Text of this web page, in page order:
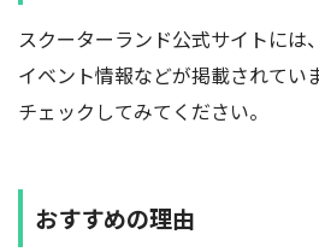
スクーターランド公式サイトには
イベント情報などが掲載されてい
チェックしてみてください。
おすすめの理由